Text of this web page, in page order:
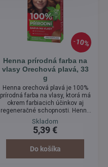
10%
Henna prírodná farba na
vlasy Orechová plavá, 33
g
Henna orechová plavá je 100%
prírodná farba na vlasy, ktorá má
okrem farbiacich účinkov aj
regeneračné schopnosti. Henna
dodáva vlasom potrebné
vitamíny, vlasy jej použitím
získajú lesk, Henna zabraňuje
tvoreniu lupín a je veľmi vhodná
pri alergiách kože a pri
Skladom
5,39 €
Do košíka